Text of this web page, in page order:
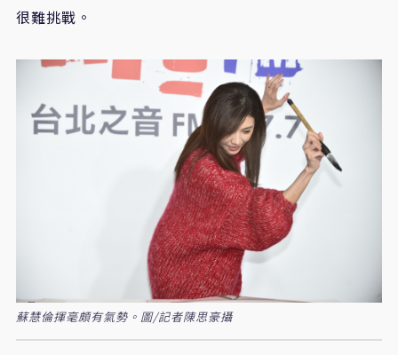
很難挑戰。
蘇慧倫揮毫頗有氣勢。圖/記者陳思豪攝